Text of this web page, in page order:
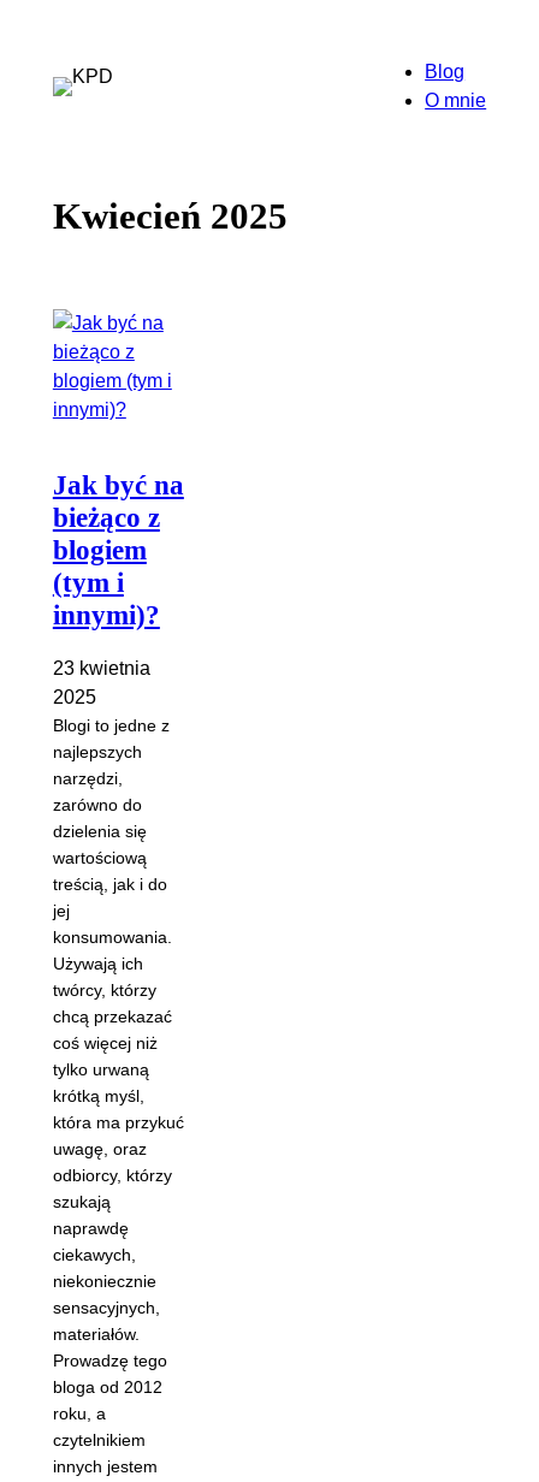
treści
Blog
O mnie
Kwiecień 2025
Jak być na
bieżąco z
blogiem
(tym i
innymi)?
23 kwietnia
2025
Blogi to jedne z
najlepszych
narzędzi,
zarówno do
dzielenia się
wartościową
treścią, jak i do
jej
konsumowania.
Używają ich
twórcy, którzy
chcą przekazać
coś więcej niż
tylko urwaną
krótką myśl,
która ma przykuć
uwagę, oraz
odbiorcy, którzy
szukają
naprawdę
ciekawych,
niekoniecznie
sensacyjnych,
materiałów.
Prowadzę tego
bloga od 2012
roku, a
czytelnikiem
innych jestem